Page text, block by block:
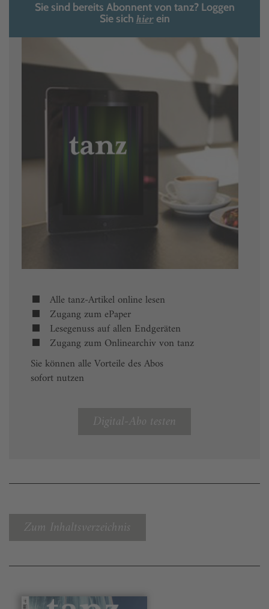
Sie sind bereits Abonnent von tanz? Loggen
Sie sich hierein
Alle tanz-Artikel online lesen
Zugang zum ePaper
Lesegenuss auf allen Endgeräten
Zugang zum Onlinearchiv von tanz
Sie können alle Vorteile des Abos
sofort nutzen
Digital-Abo testen
Zum Inhaltsverzeichnis